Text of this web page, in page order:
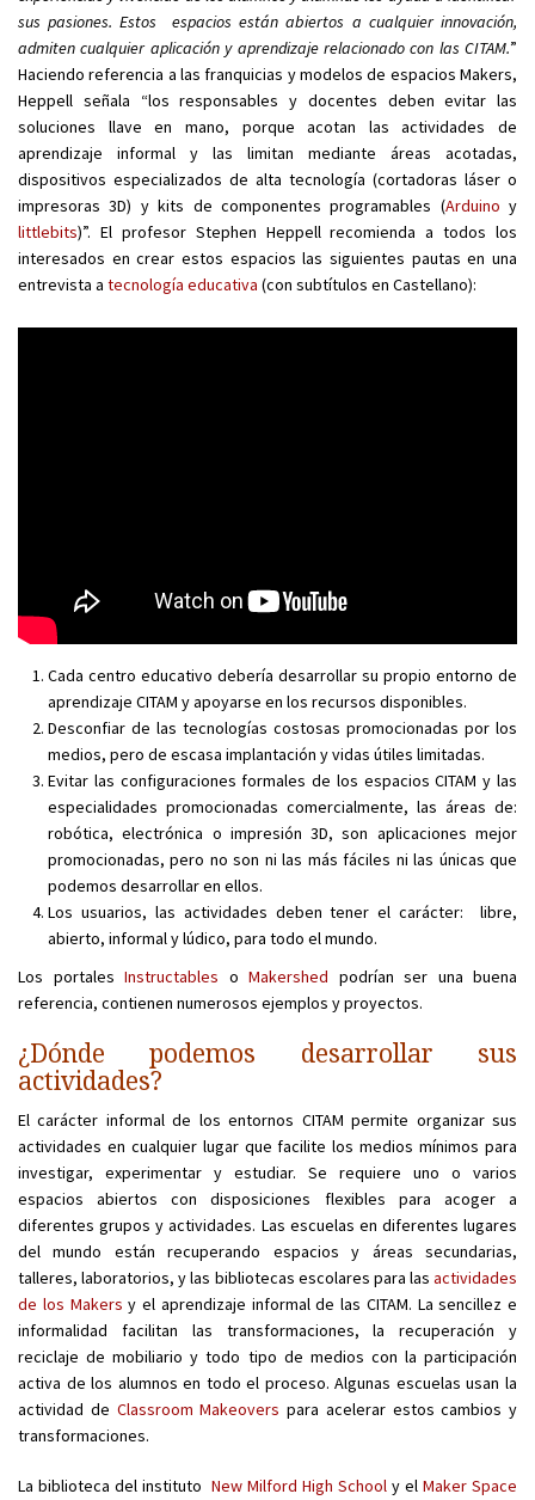
sus pasiones. Estos espacios están abiertos a cualquier innovación,
admiten cualquier aplicación y aprendizaje relacionado con las CITAM.”
Haciendo referencia a las franquicias y modelos de espacios Makers,
Heppell señala “los responsables y docentes deben evitar las
soluciones llave en mano, porque acotan las actividades de
aprendizaje informal y las limitan mediante áreas acotadas,
dispositivos especializados de alta tecnología (cortadoras láser o
impresoras 3D) y kits de componentes programables (Arduino y
littlebits)”. El profesor Stephen Heppell recomienda a todos los
interesados en crear estos espacios las siguientes pautas en una
entrevista a tecnología educativa (con subtítulos en Castellano):
Cada centro educativo debería desarrollar su propio entorno de
aprendizaje CITAM y apoyarse en los recursos disponibles.
Desconfiar de las tecnologías costosas promocionadas por los
medios, pero de escasa implantación y vidas útiles limitadas.
Evitar las configuraciones formales de los espacios CITAM y las
especialidades promocionadas comercialmente, las áreas de:
robótica, electrónica o impresión 3D, son aplicaciones mejor
promocionadas, pero no son ni las más fáciles ni las únicas que
podemos desarrollar en ellos.
Los usuarios, las actividades deben tener el carácter: libre,
abierto, informal y lúdico, para todo el mundo.
Los portales Instructables o Makershed podrían ser una buena
referencia, contienen numerosos ejemplos y proyectos.
¿Dónde podemos desarrollar sus
actividades?
El carácter informal de los entornos CITAM permite organizar sus
actividades en cualquier lugar que facilite los medios mínimos para
investigar, experimentar y estudiar. Se requiere uno o varios
espacios abiertos con disposiciones flexibles para acoger a
diferentes grupos y actividades. Las escuelas en diferentes lugares
del mundo están recuperando espacios y áreas secundarias,
talleres, laboratorios, y las bibliotecas escolares para las actividades
de los Makers y el aprendizaje informal de las CITAM. La sencillez e
informalidad facilitan las transformaciones, la recuperación y
reciclaje de mobiliario y todo tipo de medios con la participación
activa de los alumnos en todo el proceso. Algunas escuelas usan la
actividad de Classroom Makeovers para acelerar estos cambios y
transformaciones.
La biblioteca del instituto New Milford High School y el Maker Space